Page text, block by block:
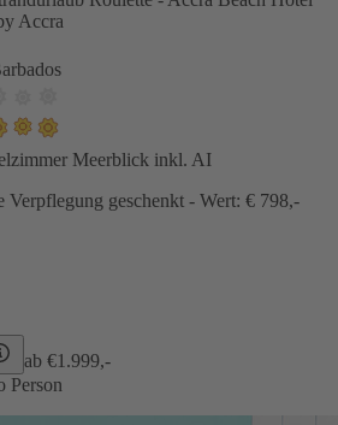
Accra
Meerblick inkl. AI
geschenkt - Wert: € 798,-
ab €1.999,-
Person